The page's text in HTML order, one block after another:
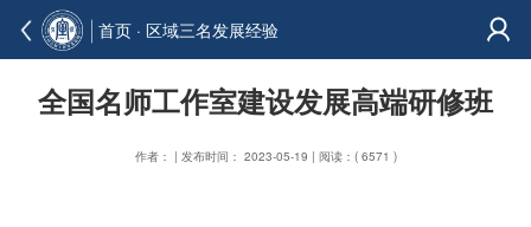
首页 ·区域三名发展经验
全国名师工作室建设发展高端研修班
作者： | 发布时间： 2023-05-19 | 阅读：( 6571 )